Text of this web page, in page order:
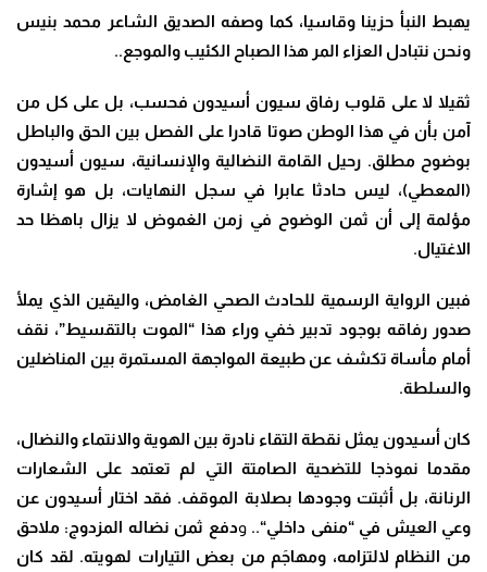
يهبط النبأ حزينا وقاسيا، كما وصفه الصديق الشاعر محمد بنيس
ونحن نتبادل العزاء المر هذا الصباح الكئيب والموجع..
ثقيلا لا على قلوب رفاق سيون أسيدون فحسب، بل على كل من
آمن بأن في هذا الوطن صوتا قادرا على الفصل بين الحق والباطل
بوضوح مطلق. رحيل القامة النضالية والإنسانية، سيون أسيدون
(المعطي)، ليس حادثا عابرا في سجل النهايات، بل هو إشارة
مؤلمة إلى أن ثمن الوضوح في زمن الغموض لا يزال باهظا حد
الاغتيال.
فبين الرواية الرسمية للحادث الصحي الغامض، واليقين الذي يملأ
صدور رفاقه بوجود تدبير خفي وراء هذا “الموت بالتقسيط”، نقف
أمام مأساة تكشف عن طبيعة المواجهة المستمرة بين المناضلين
والسلطة.
كان أسيدون يمثل نقطة التقاء نادرة بين الهوية والانتماء والنضال،
مقدما نموذجا للتضحية الصامتة التي لم تعتمد على الشعارات
الرنانة، بل أثبتت وجودها بصلابة الموقف. فقد اختار أسيدون عن
وعي العيش في“منفى داخلي“.. ودفع ثمن نضاله المزدوج: ملاحق
من النظام لالتزامه، ومهاجَم من بعض التيارات لهويته. لقد كان